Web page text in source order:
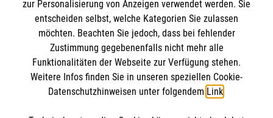
Kontakt
Malteser in Deutschland
Malteserorden
Sharepoint
Spendenkonto
zur Personalisierung von Anzeigen verwendet werden. Sie
entscheiden selbst, welche Kategorien Sie zulassen
möchten. Beachten Sie jedoch, dass bei fehlender
Zustimmung gegebenenfalls nicht mehr alle
Funktionalitäten der Webseite zur Verfügung stehen.
Weitere Infos finden Sie in unseren speziellen Cookie-
Datenschutzhinweisen unter folgendem Link.